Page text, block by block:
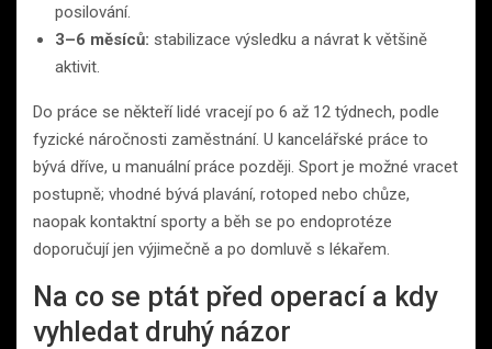
posilování.
3–6 měsíců: stabilizace výsledku a návrat k většině
aktivit.
Do práce se někteří lidé vracejí po 6 až 12 týdnech, podle
fyzické náročnosti zaměstnání. U kancelářské práce to
bývá dříve, u manuální práce později. Sport je možné vracet
postupně; vhodné bývá plavání, rotoped nebo chůze,
naopak kontaktní sporty a běh se po endoprotéze
doporučují jen výjimečně a po domluvě s lékařem.
Na co se ptát před operací a kdy
vyhledat druhý názor